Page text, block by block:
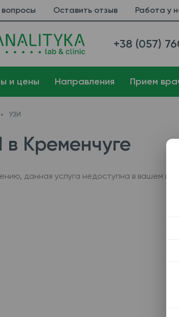
Оставить отзыв Работа у
+38 (057)
и цены Направления Прием
УЗИ
в Кременчуге
данная услуга недоступна в вашем